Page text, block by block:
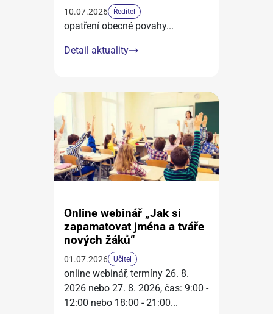
10.07.2026 Ředitel
opatření obecné povahy...
Detail aktuality
Online webinář „Jak si
zapamatovat jména a tváře
nových žáků“
01.07.2026 Učitel
online webinář, termíny 26. 8.
2026 nebo 27. 8. 2026, čas: 9:00 -
12:00 nebo 18:00 - 21:00...